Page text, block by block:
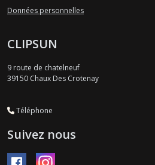
Données personnelles
CLIPSUN
9 route de chatelneuf
39150 Chaux Des Crotenay
Téléphone
Suivez nous